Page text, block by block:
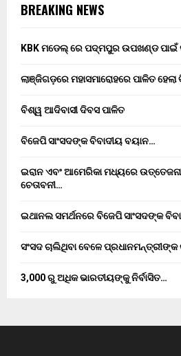
BREAKING NEWS
KBK ମଡେଲ୍ ରେ ପଦ୍ମପୁର ଉପଖଣ୍ଡ ପାଇଁ
ଲାଞ୍ଜିଗଡ଼ରେ ମହାସମାରୋହରେ ପାଳିତ
ବିଶ୍ୱ ଆଦିବାସୀ ଦିବସ ପାଳିତ
ବିଜେପି ସାଂସଦଙ୍କ ବିବାଦୀୟ ବୟାନ…
ଇରାନ ଏବଂ ଆମେରିକା ମଧ୍ୟରେ
ଚେତାବନୀ…
ଇଥାନଲ ସମର୍ଥନରେ ବିଜେପି ସାଂସଦଙ୍କ
ସଂସଦ ଚାଲିଥିବା ବେଳେ
3,000 ରୁ ଅଧିକ ଭାରତୀୟଙ୍କୁ ନିର୍ବାସିତ…